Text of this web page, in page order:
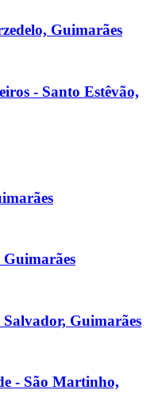
Guimarães
- Santo Estêvão,
Guimarães
Guimarães
- São Martinho,